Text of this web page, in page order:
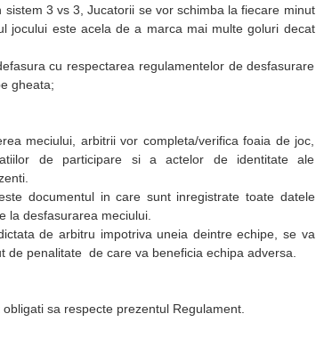
sistem 3 vs 3, Jucatorii se vor schimba la fiecare minut
jocului este acela de a marca mai multe goluri decat
cu respectarea regulamentelor de desfasurare
gheata;
meciului, arbitrii vor completa/verifica foaia de joc,
de participare si a actelor de identitate ale
documentul in care sunt inregistrate toate datele
la desfasurarea meciului.
de arbitru impotriva uneia deintre echipe, se va
de penalitate de care va beneficia echipa adversa.
sa respecte prezentul Regulament.